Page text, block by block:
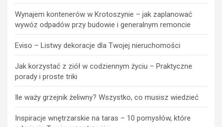
Wynajem kontenerów w Krotoszynie – jak zaplanować
wywóz odpadów przy budowie i generalnym remoncie
Eviso – Listwy dekoracje dla Twojej nieruchomości
Jak korzystać z ziół w codziennym życiu – Praktyczne
porady i proste triki
Ile waży grzejnik żeliwny? Wszystko, co musisz wiedzieć
Inspiracje wnętrzarskie na taras – 10 pomysłów, które